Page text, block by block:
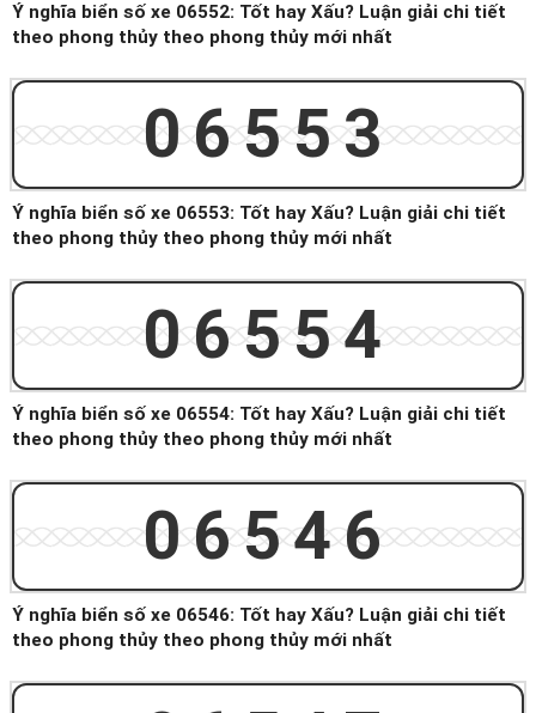
Ý nghĩa biển số xe 06552: Tốt hay Xấu? Luận giải chi tiết
theo phong thủy theo phong thủy mới nhất
06553
Ý nghĩa biển số xe 06553: Tốt hay Xấu? Luận giải chi tiết
theo phong thủy theo phong thủy mới nhất
06554
Ý nghĩa biển số xe 06554: Tốt hay Xấu? Luận giải chi tiết
theo phong thủy theo phong thủy mới nhất
06546
Ý nghĩa biển số xe 06546: Tốt hay Xấu? Luận giải chi tiết
theo phong thủy theo phong thủy mới nhất